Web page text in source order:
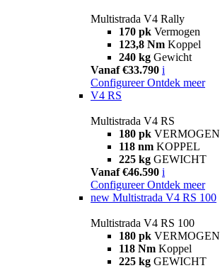
Multistrada V4 Rally
170 pk Vermogen
123,8 Nm Koppel
240 kg Gewicht
Vanaf €33.790 i
Configureer Ontdek meer
V4 RS
Multistrada V4 RS
180 pk VERMOGEN
118 nm KOPPEL
225 kg GEWICHT
Vanaf €46.590 i
Configureer Ontdek meer
new Multistrada V4 RS 100
Multistrada V4 RS 100
180 pk VERMOGEN
118 Nm Koppel
225 kg GEWICHT